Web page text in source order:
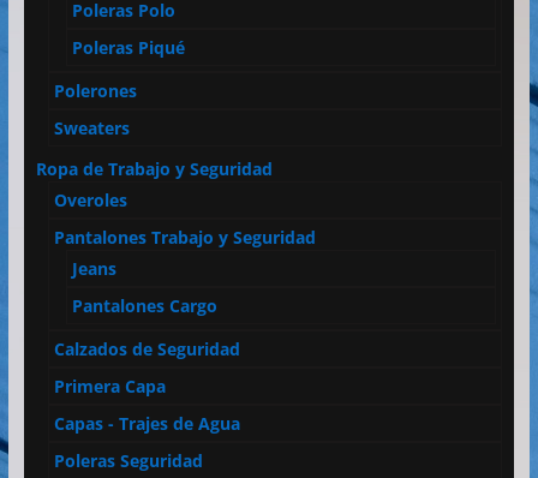
Poleras Polo
Poleras Piqué
Polerones
Sweaters
Ropa de Trabajo y Seguridad
Overoles
Pantalones Trabajo y Seguridad
Jeans
Pantalones Cargo
Calzados de Seguridad
Primera Capa
Capas - Trajes de Agua
Poleras Seguridad